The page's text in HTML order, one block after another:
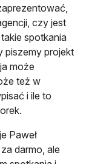
czy jest
spotkania
piszemy projekt
może
też w
i ile to
Paweł
darmo, ale